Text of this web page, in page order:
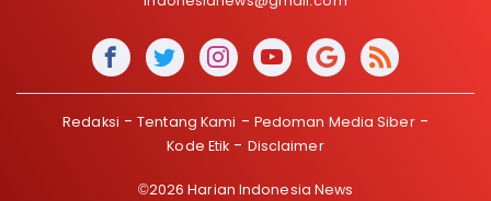
Redaksi Tentang Kami
Pedoman Media Siber
Kode Etik
Disclaimer
©2026 Harian Indonesia News